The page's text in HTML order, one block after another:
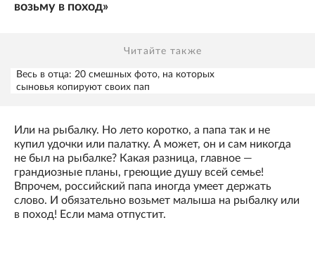
возьму в поход»
Читайте также
Весь в отца: 20 смешных фото, на которых
сыновья копируют своих пап
Или на рыбалку. Но лето коротко, а папа так и не
купил удочки или палатку. А может, он и сам никогда
не был на рыбалке? Какая разница, главное —
грандиозные планы, греющие душу всей семье!
Впрочем, российский папа иногда умеет держать
слово. И обязательно возьмет малыша на рыбалку или
в поход! Если мама отпустит.